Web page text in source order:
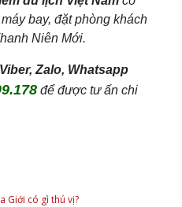
bay, đặt phòng khách
Niên Mới.
Viber, Zalo, Whatsapp
để được tư ấn chi
Giới có gì thú vị?